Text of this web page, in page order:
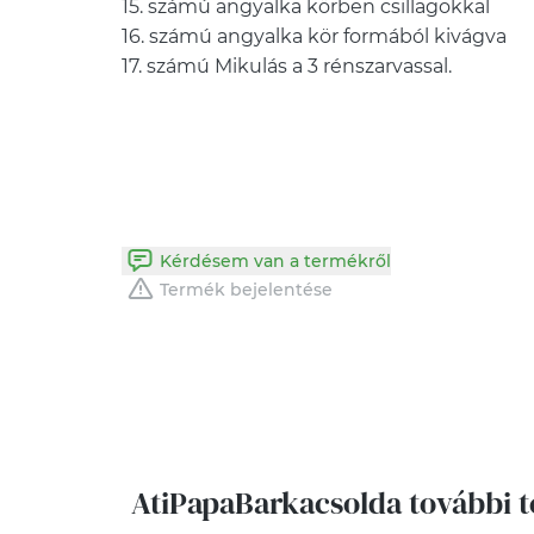
15. számú angyalka körben csillagokkal
16. számú angyalka kör formából kivágva
17. számú Mikulás a 3 rénszarvassal.
Kérdésem van a termékről
Termék bejelentése
AtiPapaBarkacsolda további